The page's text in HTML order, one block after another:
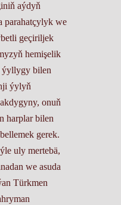
aýdyň
parahatçylyk we
geçiriljek
hemişelik
ýyllygy bilen
ýylyň
onuň
harplar bilen
gerek.
uly mertebä,
we asuda
Türkmen